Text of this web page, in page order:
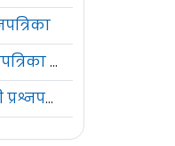
विक्रीकर निरीक्षक प्रश्नपत्रिका संच
सहाय्यक कक्ष अधिकारी प्रश्नपत्रिका संच